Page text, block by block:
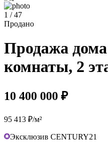
1 / 47
Продано
Продажа дома
комнаты, 2
10 400 000 ₽
95 413 ₽/м²
Эксклюзив CENTURY21